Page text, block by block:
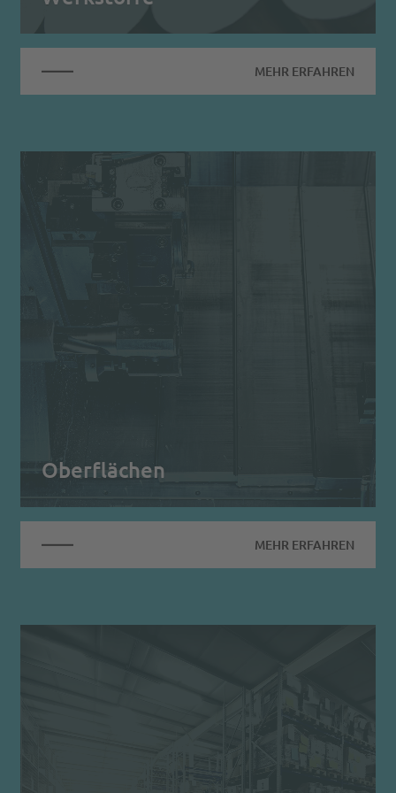
MEHR ERFAHREN
Oberflächen
MEHR ERFAHREN